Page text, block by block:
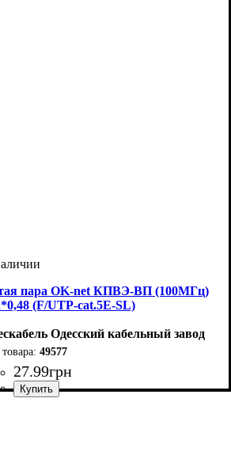
пара OK-net КПВЭ-ВП (100МГц)
(F/UTP-cat.5E-SL)
Одесский кабельный завод
49577
27.99грн